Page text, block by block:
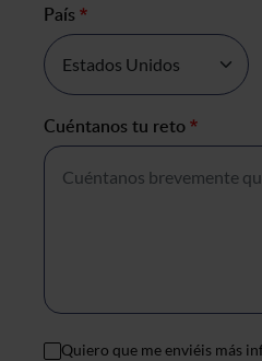
País *
Cuéntanos tu reto *
Quiero que me enviéis más